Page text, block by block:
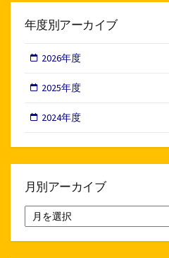
年度別アーカイブ
2026年度
2025年度
2024年度
月別アーカイブ
別
ア